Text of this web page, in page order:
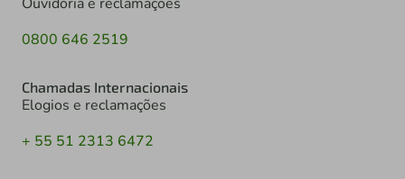
0800 646 2519
Chamadas Internacionais
Elogios e reclamações
+ 55 51 2313 6472